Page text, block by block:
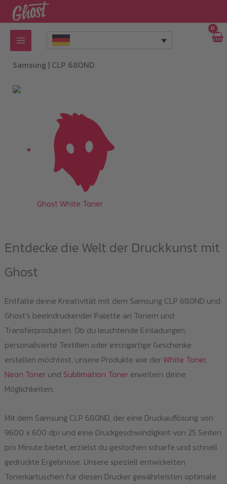
Zum
Inhalt
springen
Samsung | CLP 680ND
Ghost White Toner
Entdecke die Welt der Druckkunst mit
Ghost
Entfalte deine Kreativität mit dem Samsung CLP 680ND und
Ghost’s beeindruckender Palette an Tonern und
Transferprodukten. Ob du leuchtende Einladungen,
personalisierte Textilien oder einzigartige Geschenke
erstellen möchtest, unsere Produkte wie derWhite Toner,
Neon Tonerund Sublimation Tonererweitern deine
Möglichkeiten.
Mit dem Samsung CLP 680ND, der eine Druckauflösung von
9600 x 600 dpi und eine Druckgeschwindigkeit von 25 Seiten
pro Minute bietet, erzielst du gestochen scharfe und schnell
gedruckte Ergebnisse. Unsere speziell entwickelten
Tonerkartuschen für diesen Drucker gewährleisten optimale